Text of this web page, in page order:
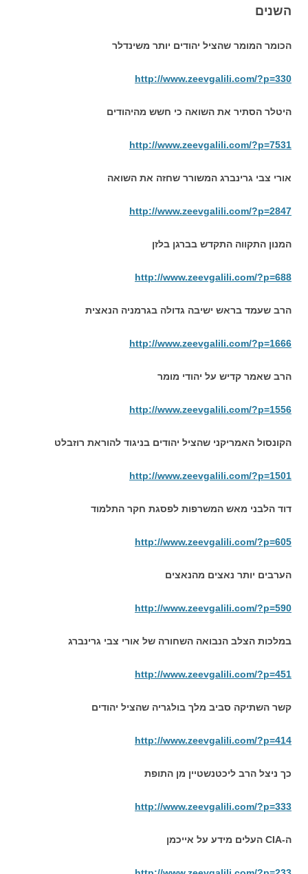
השנים
הכומר המומר שהציל יהודים יותר משינדלר
http://www.zeevgalili.com/?p=330
היטלר הסתיר את השואה כי חשש מהיהודים
http://www.zeevgalili.com/?p=7531
אורי צבי גרינברג המשורר שחזה את השואה
http://www.zeevgalili.com/?p=2847
המנון התקווה התקדש בברגן בלזן
http://www.zeevgalili.com/?p=688
הרב שעמד בראש ישיבה גדולה בגרמניה הנאצית
http://www.zeevgalili.com/?p=1666
הרב שאמר קדיש על יהודי מומר
http://www.zeevgalili.com/?p=1556
הקונסול האמריקני שהציל יהודים בניגוד להוראת רוזבלט
http://www.zeevgalili.com/?p=1501
דוד הלבני מאש המשרפות לפסגת חקר התלמוד
http://www.zeevgalili.com/?p=605
הערבים יותר נאצים מהנאצים
http://www.zeevgalili.com/?p=590
במלכות הצלב הנבואה השחורה של אורי צבי גרינברג
http://www.zeevgalili.com/?p=451
קשר השתיקה סביב מלך בולגריה שהציל יהודים
http://www.zeevgalili.com/?p=414
כך ניצל הרב ליכטנשטיין מן התופת
http://www.zeevgalili.com/?p=333
ה-CIA העלים מידע על אייכמן